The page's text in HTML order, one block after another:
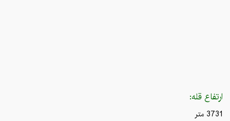
ارتفاع قله:
3731 متر